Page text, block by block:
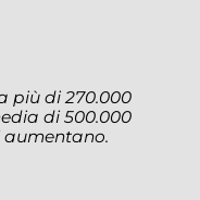
più di 270.000
di 500.000
aumentano.